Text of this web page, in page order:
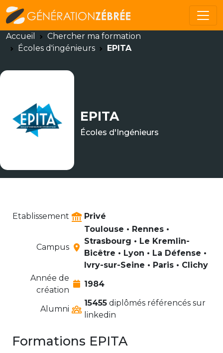
Accueil
Chercher ma formation
Écoles d'ingénieurs
EPITA
EPITA
Écoles d'Ingénieurs
Etablissement Privé
Campus
Toulouse • Rennes •
Strasbourg • Le Kremlin-
Bicêtre • Lyon • La Défense •
Ivry-sur-Seine • Paris • Clichy
Année de
création
1984
Alumni
15455 diplômés référencés sur
linkedin
Formations EPITA